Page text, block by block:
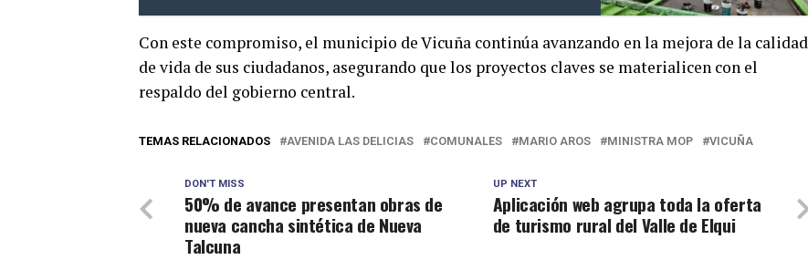
Con este compromiso, el municipio de Vicuña continúa avanzando en la mejora de la calidad
de vida de sus ciudadanos, asegurando que los proyectos claves se materialicen con el
respaldo del gobierno central.
TEMAS RELACIONADOS AVENIDA LAS DELICIAS COMUNALES MARIO AROS MINISTRA MOP VICUÑA
UP NEXT
Aplicación web agrupa toda la oferta
de turismo rural del Valle de Elqui
DON'T MISS
50% de avance presentan obras de
nueva cancha sintética de Nueva
Talcuna